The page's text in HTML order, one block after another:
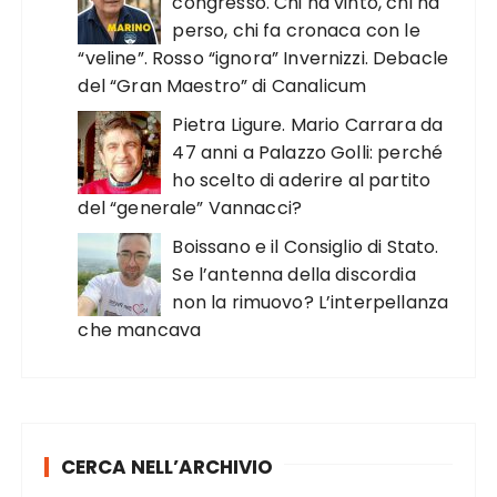
perso, chi fa cronaca con le
“veline”. Rosso “ignora” Invernizzi. Debacle
del “Gran Maestro” di Canalicum
Pietra Ligure. Mario Carrara da
47 anni a Palazzo Golli: perché
ho scelto di aderire al partito
del “generale” Vannacci?
Boissano e il Consiglio di Stato.
Se l’antenna della discordia
non la rimuovo? L’interpellanza
che mancava
CERCA NELL’ARCHIVIO